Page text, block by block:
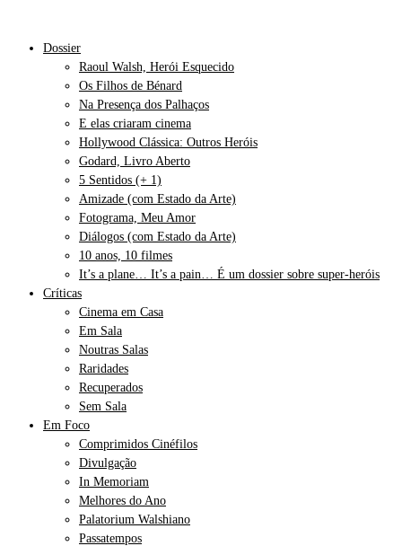
Dossier
Raoul Walsh, Herói Esquecido
Os Filhos de Bénard
Na Presença dos Palhaços
E elas criaram cinema
Hollywood Clássica: Outros Heróis
Godard, Livro Aberto
5 Sentidos (+ 1)
Amizade (com Estado da Arte)
Fotograma, Meu Amor
Diálogos (com Estado da Arte)
10 anos, 10 filmes
It’s a plane… It’s a pain… É um dossier sobre super-heróis
Críticas
Cinema em Casa
Em Sala
Noutras Salas
Raridades
Recuperados
Sem Sala
Em Foco
Comprimidos Cinéfilos
Divulgação
In Memoriam
Melhores do Ano
Palatorium Walshiano
Passatempos